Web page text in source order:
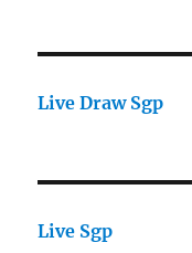
Live Draw Sgp
Live Sgp